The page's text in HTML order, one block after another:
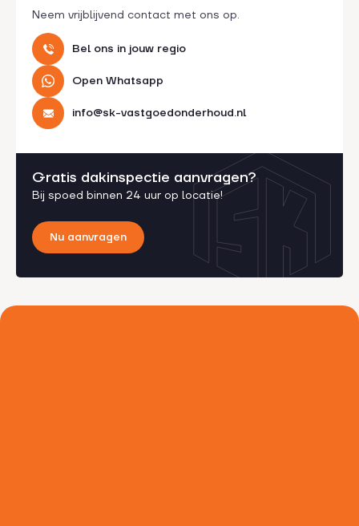
Neem vrijblijvend contact met ons op.
Bel ons in jouw regio
Open Whatsapp
info@sk-vastgoedonderhoud.nl
Gratis dakinspectie aanvragen?
Bij spoed binnen 24 uur op locatie!
Nu aanvragen